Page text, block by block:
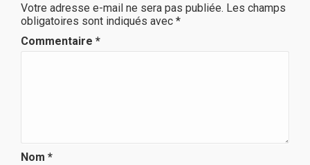
Votre adresse e-mail ne sera pas publiée. Les champs
obligatoires sont indiqués avec *
Commentaire *
Nom *